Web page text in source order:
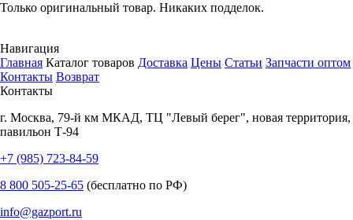
Только оригинальный товар. Никаких подделок.
Навигация
Главная Каталог товаров Доставка Цены Статьи Запчасти оптом
Контакты Возврат
Контакты
г. Москва, 79-й км МКАД, ТЦ "Левый берег", новая территория,
павильон Т-94
+7 (985) 723-84-59
8 800 505-25-65 (бесплатно по РФ)
info@gazport.ru